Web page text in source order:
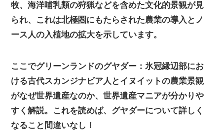
牧、海洋哺乳類の狩猟などを含めた文化的景観が見
られ、これは北極圏にもたらされた農業の導入とノ
ース人の入植地の拡大を示しています。
ここでグリーンランドのグヤダー：氷冠縁辺部にお
ける古代スカンジナビア人とイヌイットの農業景観
がなぜ世界遺産なのか、世界遺産マニアが分かりや
すく解説。これを読めば、グヤダーについて詳しく
なること間違いなし！